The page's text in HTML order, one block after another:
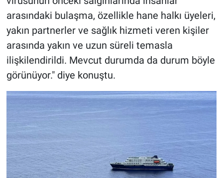
arasındaki bulaşma, özellikle hane halkı üyeleri,
yakın partnerler ve sağlık hizmeti veren kişiler
arasında yakın ve uzun süreli temasla
ilişkilendirildi. Mevcut durumda da durum böyle
görünüyor." diye konuştu.